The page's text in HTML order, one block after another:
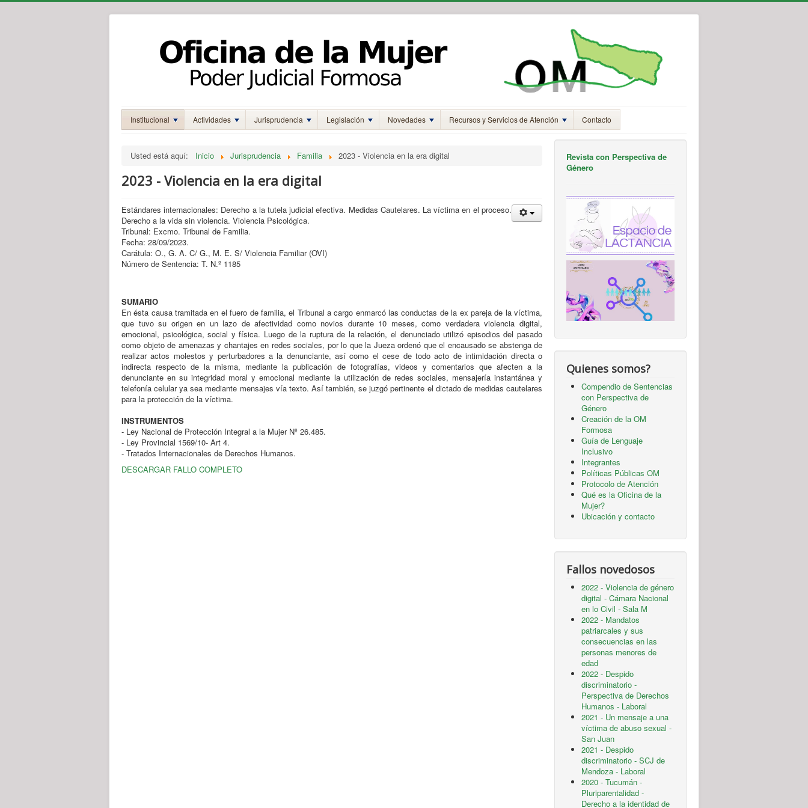
Institucional Actividades Jurisprudencia Legislación Novedades Recursos y Servicios de Atención Contacto
Usted está aquí: Inicio Jurisprudencia Familia 2023 - Violencia en la era digital
2023 - Violencia en la era digital
Estándares internacionales: Derecho a la tutela judicial efectiva. Medidas Cautelares. La víctima en el proceso.
Derecho a la vida sin violencia. Violencia Psicológica.
Tribunal: Excmo. Tribunal de Familia.
Fecha: 28/09/2023.
Carátula: O., G. A. C/ G., M. E. S/ Violencia Familiar (OVI)
Número de Sentencia: T. N.º 1185
SUMARIO
En ésta causa tramitada en el fuero de familia, el Tribunal a cargo enmarcó las conductas de la ex pareja de la víctima,
que tuvo su origen en un lazo de afectividad como novios durante 10 meses, como verdadera violencia digital,
emocional, psicológica, social y física. Luego de la ruptura de la relación, el denunciado utilizó episodios del pasado
como objeto de amenazas y chantajes en redes sociales, por lo que la Jueza ordenó que el encausado se abstenga de
realizar actos molestos y perturbadores a la denunciante, así como el cese de todo acto de intimidación directa o
indirecta respecto de la misma, mediante la publicación de fotografías, videos y comentarios que afecten a la
denunciante en su integridad moral y emocional mediante la utilización de redes sociales, mensajería instantánea y
telefonía celular ya sea mediante mensajes vía texto. Así también, se juzgó pertinente el dictado de medidas cautelares
para la protección de la víctima.
INSTRUMENTOS
- Ley Nacional de Protección Integral a la Mujer Nº 26.485.
- Ley Provincial 1569/10- Art 4.
- Tratados Internacionales de Derechos Humanos.
DESCARGAR FALLO COMPLETO
Revista con Perspectiva de
Género
Quienes somos?
Compendio de Sentencias
con Perspectiva de
Género
Creación de la OM
Formosa
Guía de Lenguaje
Inclusivo
Integrantes
Políticas Públicas OM
Protocolo de Atención
Qué es la Oficina de la
Mujer?
Ubicación y contacto
Fallos novedosos
2022 - Violencia de género
digital - Cámara Nacional
en lo Civil - Sala M
2022 - Mandatos
patriarcales y sus
consecuencias en las
personas menores de
edad
2022 - Despido
discriminatorio -
Perspectiva de Derechos
Humanos - Laboral
2021 - Un mensaje a una
víctima de abuso sexual -
San Juan
2021 - Despido
discriminatorio - SCJ de
Mendoza - Laboral
2020 - Tucumán -
Pluriparentalidad -
Derecho a la identidad de